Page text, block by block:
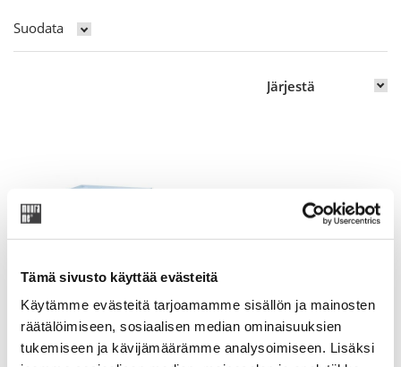
Tämä sivusto käyttää evästeitä
Käytämme evästeitä tarjoamamme sisällön ja mainosten
räätälöimiseen, sosiaalisen median ominaisuuksien
tukemiseen ja kävijämäärämme analysoimiseen. Lisäksi
Suodata
Viiva-sohvapöytä
Sohvapöytä